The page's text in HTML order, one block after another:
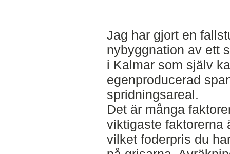
Jag har gjort en
nybyggnation av ett
i Kalmar som själv
egenproducerad
spridningsareal.
Det är många
viktigaste faktorerna
vilket foderpris du